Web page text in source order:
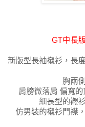
GT中長
新版型長袖襯衫，長
胸兩
肩膀微落肩 偏寬的
細長型的襯
仿男裝的襯衫門襟